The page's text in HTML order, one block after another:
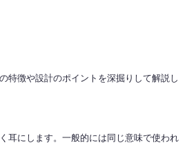
特徴や設計のポイントを深掘りして解説し
耳にします。一般的には同じ意味で使われ